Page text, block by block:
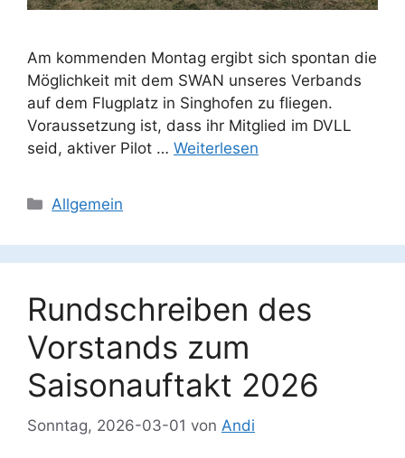
Am kommenden Montag ergibt sich spontan die
Möglichkeit mit dem SWAN unseres Verbands
auf dem Flugplatz in Singhofen zu fliegen.
Voraussetzung ist, dass ihr Mitglied im DVLL
seid, aktiver Pilot … Weiterlesen
Kategorien
Allgemein
Rundschreiben des
Vorstands zum
Saisonauftakt 2026
Sonntag, 2026-03-01 von Andi